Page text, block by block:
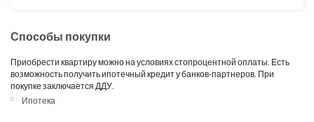
Способы покупки
Приобрести квартиру можно на условиях стопроцентной оплаты. Есть
возможность получить ипотечный кредит у банков-партнеров. При
покупке заключается ДДУ.
Ипотека